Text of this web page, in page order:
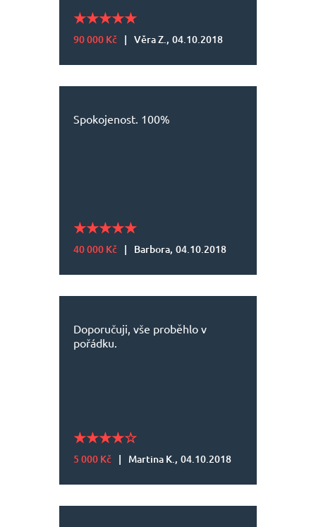
90 000 Kč | Věra Z., 04.10.2018
Spokojenost. 100%
40 000 Kč | Barbora, 04.10.2018
Doporučuji, vše proběhlo v
pořádku.
5 000 Kč | Martina​ K., 04.10.2018